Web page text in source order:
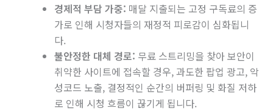
경제적 부담 가중: 매달 지출되는 고정 구독료의 증
가로 인해 시청자들의 재정적 피로감이 심화됩니
다.
불안정한 대체 경로: 무료 스트리밍을 찾아 보안이
취약한 사이트에 접속할 경우, 과도한 팝업 광고, 악
성코드 노출, 결정적인 순간의 버퍼링 및 화질 저하
로 인해 시청 흐름이 끊기게 됩니다.